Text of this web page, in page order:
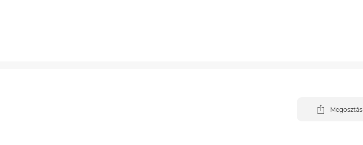
Megosztás